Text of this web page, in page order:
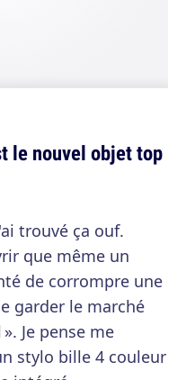
le nouvel objet top
trouvé ça ouf.
que même un
de corrompre une
garder le marché
Je pense me
stylo bille 4 couleur